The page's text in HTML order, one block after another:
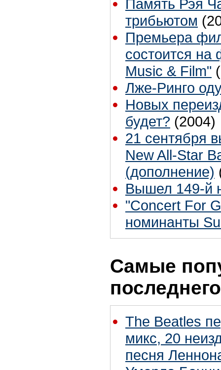
Память Рэя
трибьютом
Премьера
состоится
Music & Film"
Лже-Ринго
Новых
будет? (2004)
21 сентября
New All-Star
(дополнение)
Вышел 149-й
"Concert For
номинанты
Самые
The Beatles
микс, 20
песня